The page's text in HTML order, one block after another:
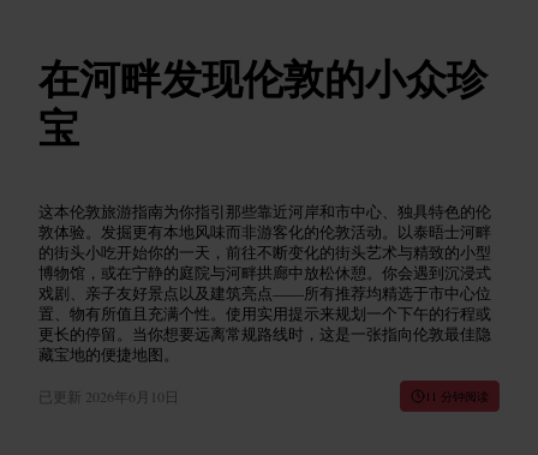
在河畔发现伦敦的小众珍
宝
这本伦敦旅游指南为你指引那些靠近河岸和市中心、独具特色的伦
敦体验。发掘更有本地风味而非游客化的伦敦活动。以泰晤士河畔
的街头小吃开始你的一天，前往不断变化的街头艺术与精致的小型
博物馆，或在宁静的庭院与河畔拱廊中放松休憩。你会遇到沉浸式
戏剧、亲子友好景点以及建筑亮点——所有推荐均精选于市中心位
置、物有所值且充满个性。使用实用提示来规划一个下午的行程或
更长的停留。当你想要远离常规路线时，这是一张指向伦敦最佳隐
藏宝地的便捷地图。
已更新 2026年6月10日 11 分钟阅读